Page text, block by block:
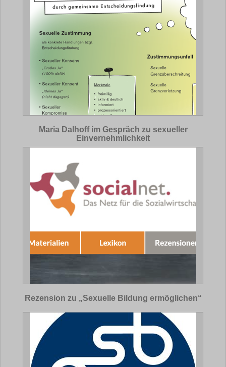
Maria Dalhoff im Gespräch zu sexueller
Einvernehmlichkeit
Rezension zu „Sexuelle Bildung ermöglichen“